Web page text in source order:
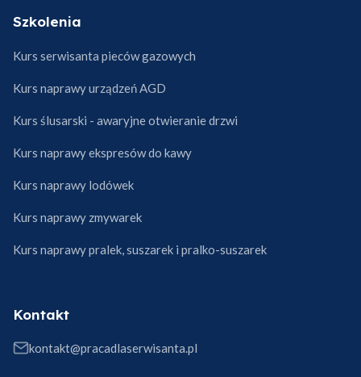
Szkolenia
Kurs serwisanta pieców gazowych
Kurs naprawy urządzeń AGD
Kurs ślusarski - awaryjne otwieranie drzwi
Kurs naprawy ekspresów do kawy
Kurs naprawy lodówek
Kurs naprawy zmywarek
Kurs naprawy pralek, suszarek i pralko-suszarek
Kontakt
kontakt@pracadlaserwisanta.pl